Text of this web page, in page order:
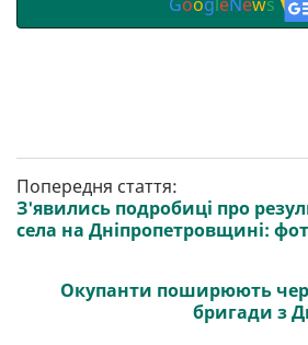
Попередня стаття:
З'явились подробиці про
села на Дніпропетровщині:
Окупанти поширюють
бригади з